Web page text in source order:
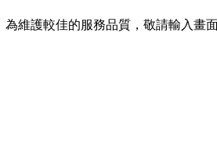
維護較佳的服務品質，敬請輸入畫